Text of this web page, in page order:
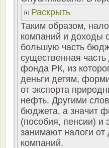
Раскрыть
Таким образом,
компаний и доходы
большую часть
существенная
фонда РК, из
деньги детям,
от экспорта
нефть. Другими
бюджета, а значит
(пособия, пенсии) и
занимают налоги
компаний.